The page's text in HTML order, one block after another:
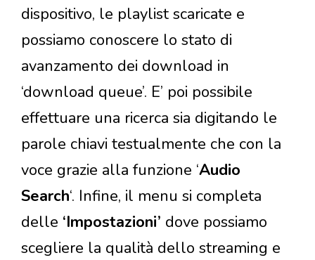
dispositivo, le playlist scaricate e
possiamo conoscere lo stato di
avanzamento dei download in
‘download queue’. E’ poi possibile
effettuare una ricerca sia digitando le
parole chiavi testualmente che con la
voce grazie alla funzione ‘Audio
Search‘. Infine, il menu si completa
delle ‘Impostazioni’ dove possiamo
scegliere la qualità dello streaming e